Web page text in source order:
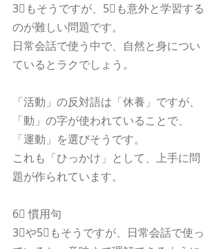
3⃣もそうですが、5⃣も意外と学習する
のが難しい問題です。
日常会話で使う中で、自然と身につい
ているとラクでしょう。
「活動」の反対語は「休養」ですが、
「動」の字が使われていることで、
「運動」を選びそうです。
これも「ひっかけ」として、上手に問
題が作られています。
6⃣ 慣用句
3⃣や5⃣もそうですが、日常会話で使っ